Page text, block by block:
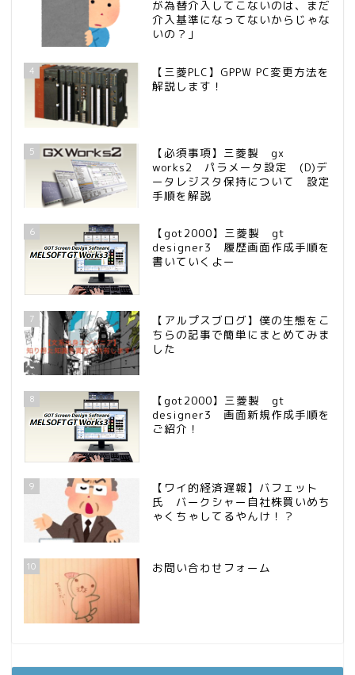
が為替介入してこないのは、まだ
介入基準になってないからじゃな
いの？」
4
【三菱PLC】GPPW PC変更方法を
解説します！
5
【必須事項】三菱製 gx
works2 パラメータ設定 (D)デ
ータレジスタ保持について 設定
手順を解説
6
【got2000】三菱製 gt
designer3 履歴画面作成手順を
書いていくよー
7
【アルプスブログ】僕の生態をこ
ちらの記事で簡単にまとめてみま
した
8
【got2000】三菱製 gt
designer3 画面新規作成手順を
ご紹介！
9
【ワイ的経済遅報】バフェット
氏 バークシャー自社株買いめち
ゃくちゃしてるやんけ！？
10 お問い合わせフォーム